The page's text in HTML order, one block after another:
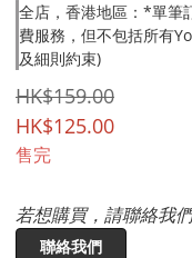
全店，香港地區：*單筆
費服務，但不包括所有
及細則約束)
HK$159.00
HK$125.00
售完
若想購買，請聯絡我們
聯絡我們